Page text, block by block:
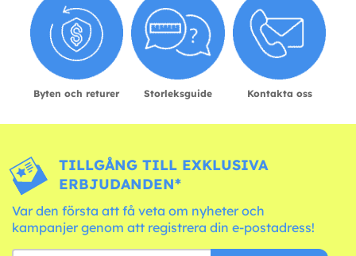
Byten och returer Storleksguide Kontakta oss
TILLGÅNG TILL EXKLUSIVA
ERBJUDANDEN*
Var den första att få veta om nyheter och
kampanjer genom att registrera din e-postadress!